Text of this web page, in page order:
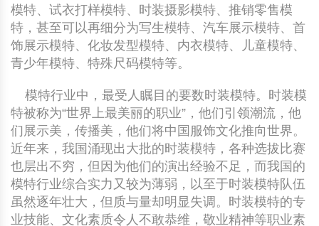
模特、试衣打样模特、时装摄影模特、推销零售模
特，甚至可以再细分为写生模特、汽车展示模特、首
饰展示模特、化妆发型模特、内衣模特、儿童模特、
青少年模特、特殊尺码模特等。
模特行业中，最受人瞩目的要数时装模特。时装模
特被称为“世界上最美丽的职业”，他们引领潮流，他
们展示美，传播美，他们将中国服饰文化推向世界。
近年来，我国涌现出大批的时装模特，各种选拔比赛
也层出不穷，但因为他们的演出经验不足，而我国的
模特行业综合实力又较为薄弱，以至于时装模特队伍
虽然逐年壮大，但质与量却明显失调。时装模特的专
业技能、文化素质令人不敢恭维，敬业精神等职业素